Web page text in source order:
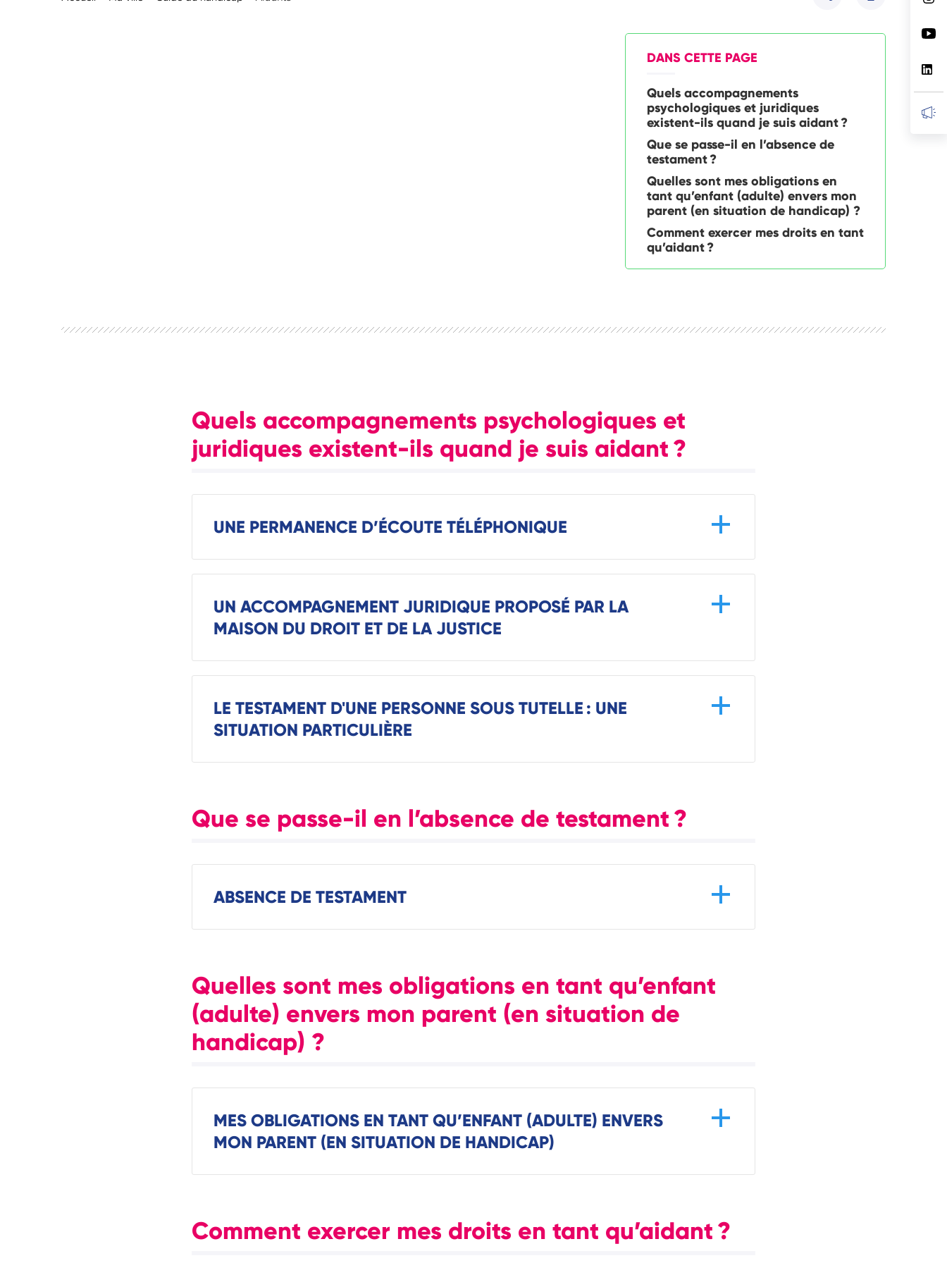
DANS CETTE PAGE
Quels accompagnements
psychologiques et juridiques
existent-ils quand je suis aidant ?
Que se passe-il en l’absence de
testament ?
Quelles sont mes obligations en
tant qu’enfant (adulte) envers mon
parent (en situation de handicap) ?
Comment exercer mes droits en tant
qu’aidant ?
Quels accompagnements psychologiques et
juridiques existent-ils quand je suis aidant ?
UNE PERMANENCE D’ÉCOUTE TÉLÉPHONIQUE
UN ACCOMPAGNEMENT JURIDIQUE PROPOSÉ PAR LA
MAISON DU DROIT ET DE LA JUSTICE
LE TESTAMENT D'UNE PERSONNE SOUS TUTELLE : UNE
SITUATION PARTICULIÈRE
Que se passe-il en l’absence de testament ?
ABSENCE DE TESTAMENT
Quelles sont mes obligations en tant qu’enfant
(adulte) envers mon parent (en situation de
handicap) ?
MES OBLIGATIONS EN TANT QU’ENFANT (ADULTE) ENVERS
MON PARENT (EN SITUATION DE HANDICAP)
Comment exercer mes droits en tant qu’aidant ?